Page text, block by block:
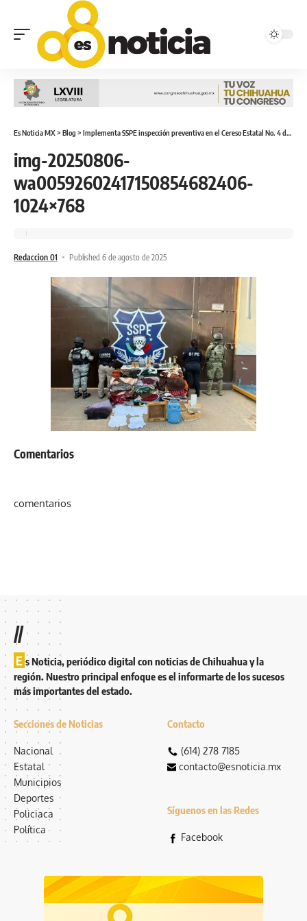
Es Noticia MX> Blog > Implementa SSPE inspección preventiva en el Cereso Estatal No. 4 de Parral
img-20250806-
wa00592602417150854682406-
1024×768
Redaccion 01 Published 6 de agosto de 2025
Comentarios
comentarios
//
E s Noticia, periódico digital con noticias de Chihuahua y la
región. Nuestro principal enfoque es el informarte de los sucesos
más importantes del estado.
Secciones de Noticias
Nacional
Estatal
Municipios
Deportes
Policiaca
Política
Contacto
(614) 278 7185
contacto@esnoticia.mx
Síguenos en las Redes
Facebook